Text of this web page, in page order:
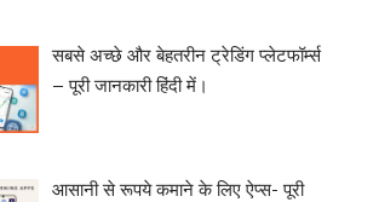
सबसे अच्छे और बेहतरीन ट्रेडिंग प्लेटफॉर्म्स
– पूरी जानकारी हिंदी में।
आसानी से रूपये कमाने के लिए ऐप्स- पूरी